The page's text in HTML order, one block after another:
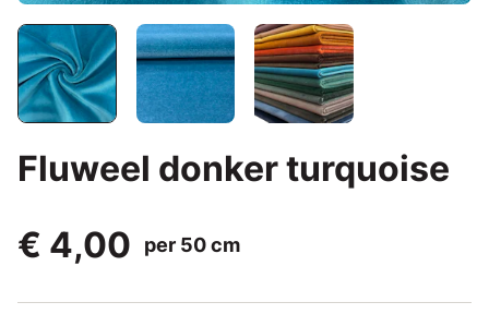
Fluweel donker turquoise
€ 4,00
per 50 cm